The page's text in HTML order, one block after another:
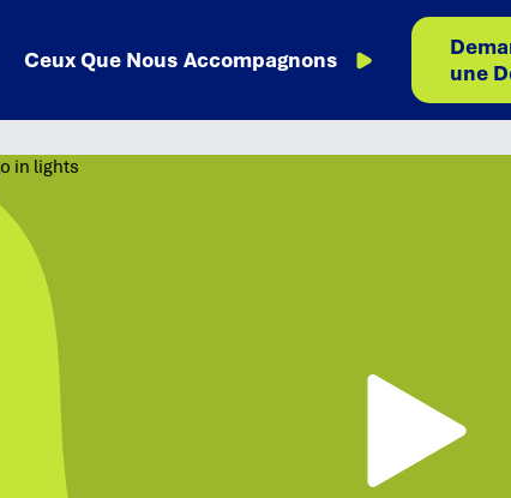
Ceux Que Nous Accompagnons
une